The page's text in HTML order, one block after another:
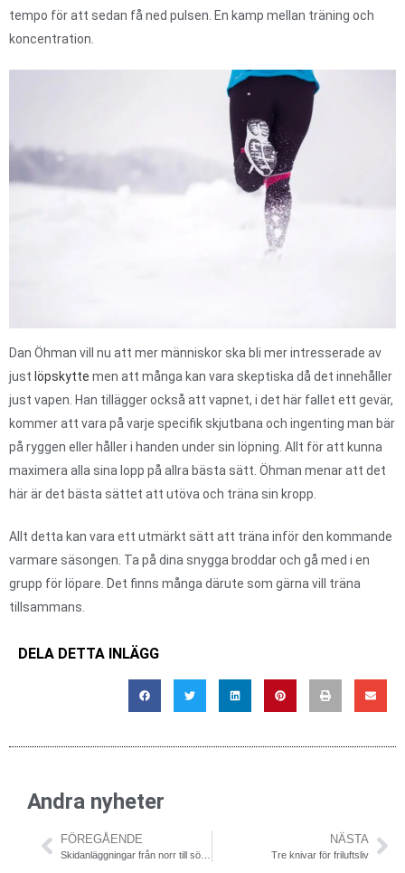
tempo för att sedan få ned pulsen. En kamp mellan träning och
koncentration.
Dan Öhman vill nu att mer människor ska bli mer intresserade av
just löpskytte men att många kan vara skeptiska då det innehåller
just vapen. Han tillägger också att vapnet, i det här fallet ett gevär,
kommer att vara på varje specifik skjutbana och ingenting man bär
på ryggen eller håller i handen under sin löpning. Allt för att kunna
maximera alla sina lopp på allra bästa sätt. Öhman menar att det
här är det bästa sättet att utöva och träna sin kropp.
Allt detta kan vara ett utmärkt sätt att träna inför den kommande
varmare säsongen. Ta på dina snygga broddar och gå med i en
grupp för löpare. Det finns många därute som gärna vill träna
tillsammans.
DELA DETTA INLÄGG
Andra nyheter
FÖREGÅENDE NÄSTA
Tre knivar för friluftsliv